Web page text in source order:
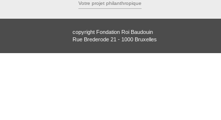
Votre projet philanthropique
copyright Fondation Roi Baudouin
Rue Brederode 21 - 1000 Bruxelles